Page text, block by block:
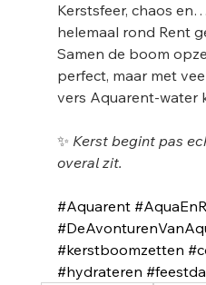
Kerstsfeer, chaos
helemaal rond Rent
Samen de boom
perfect, maar met
vers Aquarent-water
✨ Kerst begint pas
overal zit.
#Aquarent
#kerstboomzetten
#hydrateren